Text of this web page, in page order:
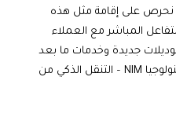
نحرص على إقامة مثل هذه
المباشر مع العملاء
جديدة وخدمات ما بعد
البيع، وتلبيه احتياجاتهم من خلال تكنولوجيا NIM – التنقل الذكي من